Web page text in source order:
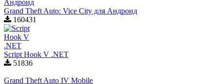
Grand Theft Auto: Vice City для Aндроид
160431
Script Hook V .NET
51836
Grand Theft Auto IV Mobile